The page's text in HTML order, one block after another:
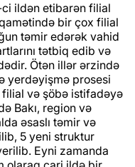
ildən etibarən filial
bir çox filial
təmir edərək vahid
tətbiq edib və
Ötən illər ərzində
yerdəyişmə prosesi
və şöbə istifadəyə
Bakı, region və
əsaslı təmir və
5 yeni struktur
Eyni zamanda